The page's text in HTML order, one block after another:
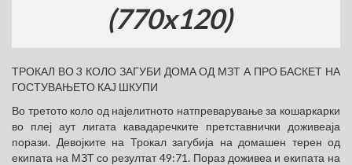
(770x120)
ТРОКАЛ ВО 3 КОЛО ЗАГУБИ ДОМА ОД МЗТ А ПРО БАСКЕТ НА
ГОСТУВАЊЕТО КАЈ ШКУПИ
Во третото коло од најелитното натпреварување за кошаркарки
во плеј аут лигата кавадаречките претставнички доживеаја
порази. Девојките на Трокал загубија на домашен терен од
екипата на МЗТ со резултат 49:71. Пораз доживеа и екипата на